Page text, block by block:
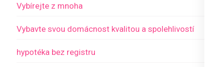
Vybírejte z mnoha
Vybavte svou domácnost kvalitou a spolehlivostí
hypotéka bez registru